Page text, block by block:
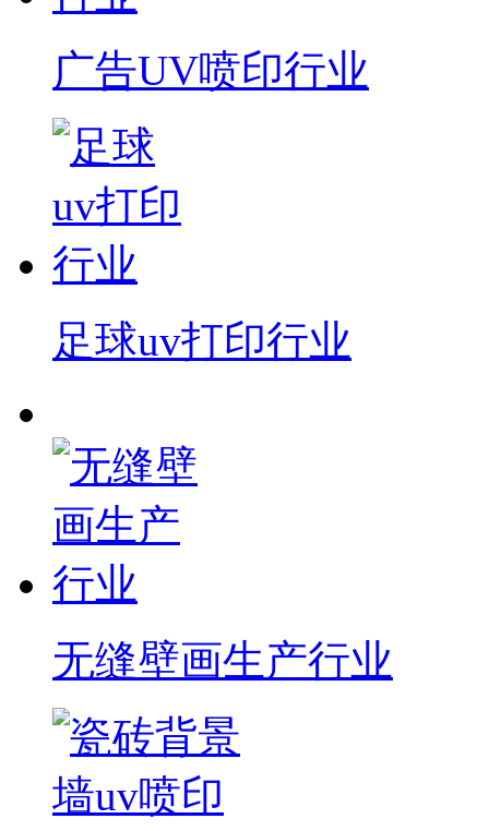
广告UV喷印行业
足球uv打印行业
无缝壁画生产行业